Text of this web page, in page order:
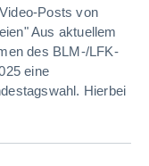
Posts von
Aus aktuellem
des BLM-/LFK-
eine
Hierbei